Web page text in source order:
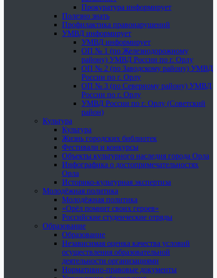
Прокуратура информирует
Полезно знать
Профилактика правонарушений
УМВД информирует
УМВД информирует
ОП № 1 (по Железнодорожному
району) УМВД России по г. Орлу
ОП № 2 (по Заводскому району) УМВД
России по г. Орлу
ОП № 3 (по Северному району) УМВД
России по г. Орлу
УМВД России по г. Орлу (Советский
район)
Культура
Культура
Жизнь городских библиотек
Фестивали и конкурсы
Объекты культурного наследия города Орла
Инфографика о достопримечательностях
Орла
Историко-культурная экспертиза
Молодёжная политика
Молодёжная политика
«Орёл помнит своих героев»
Российские студенческие отряды
Образование
Образование
Независимая оценка качества условий
осуществления образовательной
деятельности организациями
Нормативно-правовые документы